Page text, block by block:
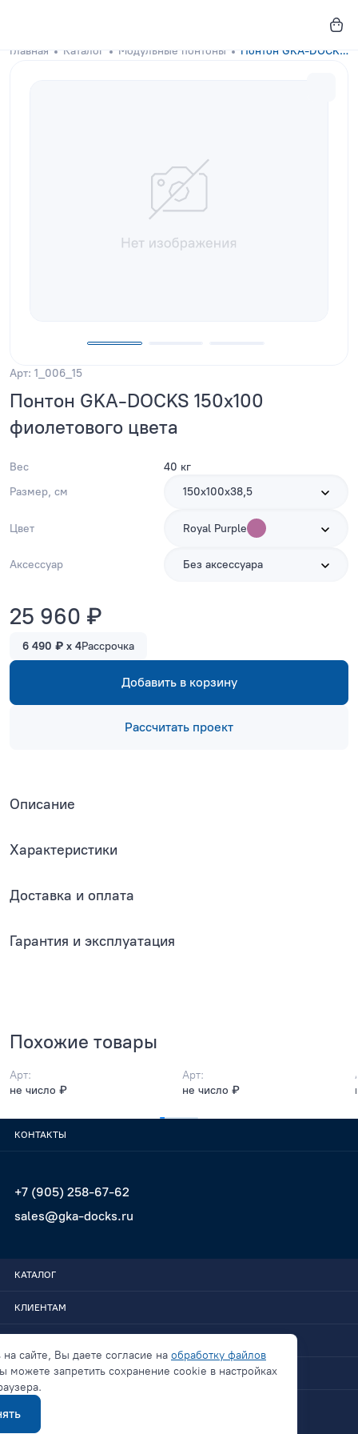
Главная Каталог Модульные понтоны Понтон GKA-DOCKS 150x100 Royal Purple
Арт: 1_006_15
Понтон GKA-DOCKS 150x100
фиолетового цвета
Вес
40 кг
Размер, см
150х100х38,5
Цвет Royal Purple
Аксессуар Без аксессуара
25 960 ₽
6 490 ₽ x 4Рассрочка
Добавить в корзину
Рассчитать проект
Описание
Характеристики
Доставка и оплата
Гарантия и эксплуатация
Похожие товары
Арт:
не число ₽
Арт:
не число ₽
КОНТАКТЫ
+7 (905) 258-67-62
sales@gka-docks.ru
КАТАЛОГ
КЛИЕНТАМ
СВЯЗАТЬСЯ
Политика конфиденциальности
на сайте, Вы даете согласие на обработку файлов
можете запретить сохранение cookie в настройках